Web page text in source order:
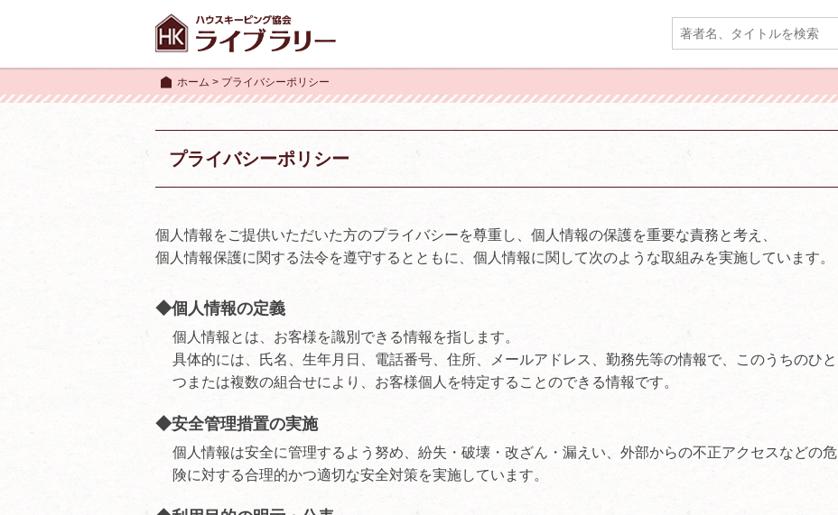
ホーム > プライバシーポリシー
プライバシーポリシー
個人情報をご提供いただいた方のプライバシーを尊重し、個人情報の保護を重要な責務と考え、
個人情報保護に関する法令を遵守するとともに、個人情報に関して次のような取組みを実施しています。
◆個人情報の定義
個人情報とは、お客様を識別できる情報を指します。
具体的には、氏名、生年月日、電話番号、住所、メールアドレス、勤務先等の情報で、このうちのひと
つまたは複数の組合せにより、お客様個人を特定することのできる情報です。
◆安全管理措置の実施
個人情報は安全に管理するよう努め、紛失・破壊・改ざん・漏えい、外部からの不正アクセスなどの危
険に対する合理的かつ適切な安全対策を実施しています。